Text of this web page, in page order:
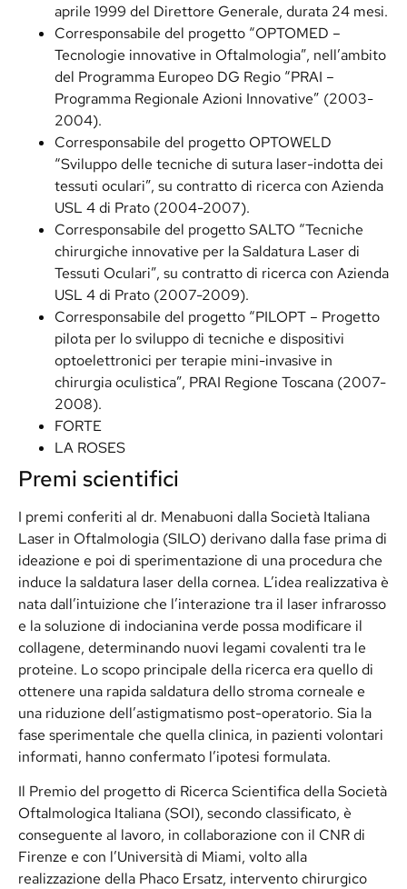
aprile 1999 del Direttore Generale, durata 24 mesi.
Corresponsabile del progetto “OPTOMED –
Tecnologie innovative in Oftalmologia”, nell’ambito
del Programma Europeo DG Regio “PRAI –
Programma Regionale Azioni Innovative” (2003-
2004).
Corresponsabile del progetto OPTOWELD
“Sviluppo delle tecniche di sutura laser-indotta dei
tessuti oculari”, su contratto di ricerca con Azienda
USL 4 di Prato (2004-2007).
Corresponsabile del progetto SALTO “Tecniche
chirurgiche innovative per la Saldatura Laser di
Tessuti Oculari”, su contratto di ricerca con Azienda
USL 4 di Prato (2007-2009).
Corresponsabile del progetto “PILOPT – Progetto
pilota per lo sviluppo di tecniche e dispositivi
optoelettronici per terapie mini-invasive in
chirurgia oculistica”, PRAI Regione Toscana (2007-
2008).
FORTE
LA ROSES
Premi scientifici
I premi conferiti al dr. Menabuoni dalla Società Italiana
Laser in Oftalmologia (SILO) derivano dalla fase prima di
ideazione e poi di sperimentazione di una procedura che
induce la saldatura laser della cornea. L’idea realizzativa è
nata dall’intuizione che l’interazione tra il laser infrarosso
e la soluzione di indocianina verde possa modificare il
collagene, determinando nuovi legami covalenti tra le
proteine. Lo scopo principale della ricerca era quello di
ottenere una rapida saldatura dello stroma corneale e
una riduzione dell’astigmatismo post-operatorio. Sia la
fase sperimentale che quella clinica, in pazienti volontari
informati, hanno confermato l’ipotesi formulata.
Il Premio del progetto di Ricerca Scientifica della Società
Oftalmologica Italiana (SOI), secondo classificato, è
conseguente al lavoro, in collaborazione con il CNR di
Firenze e con l’Università di Miami, volto alla
realizzazione della Phaco Ersatz, intervento chirurgico